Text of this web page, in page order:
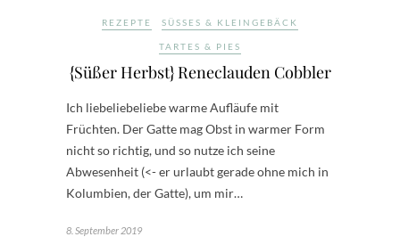
REZEPTE SÜSSES & KLEINGEBÄCK
TARTES & PIES
{Süßer Herbst} Reneclauden Cobbler
Ich liebeliebeliebe warme Aufläufe mit
Früchten. Der Gatte mag Obst in warmer Form
nicht so richtig, und so nutze ich seine
Abwesenheit (<- er urlaubt gerade ohne mich in
Kolumbien, der Gatte), um mir…
8. September 2019